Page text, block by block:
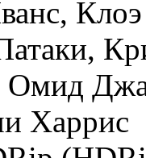
Омид
Харрис